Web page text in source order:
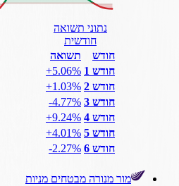
נתוני תשואה
חודשית
חודש
תשואה
חודש 1
‎+5.06%
חודש 2
‎+1.03%
חודש 3
‎-4.77%
חודש 4
‎+9.24%
חודש 5
‎+4.01%
חודש 6
‎-2.27%
מור מנורה מבטחים מניות